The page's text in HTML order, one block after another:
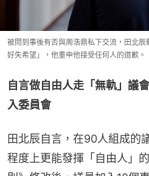
被問到事後有否與周浩鼎私下交流，田北
好失希望」，他重申他接受任何人的道歉。
自言做自由人走「無軌」議
入委員會
田北辰自言，在90人組成的
程度上更能發揮「自由人」